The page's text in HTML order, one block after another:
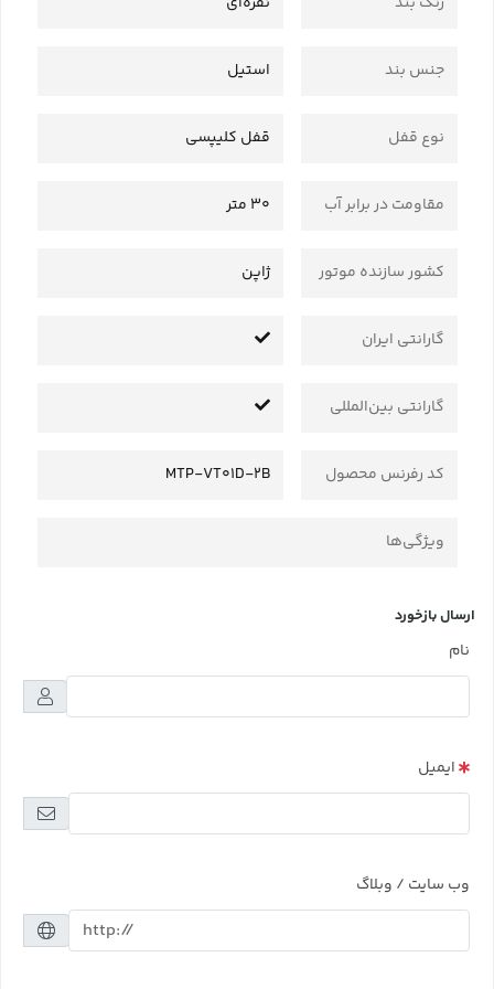
جنس بند استیل
نوع قفل قفل کلیپسی
مقاومت در برابر آب 30 متر
کشور سازنده موتور ژاپن
گارانتی ایران
گارانتی بین‌المللی
کد رفرنس محصول MTP-VT01D-2B
ویژگی‌ها
ارسال بازخورد
نام
ایمیل
وب سایت / وبلاگ